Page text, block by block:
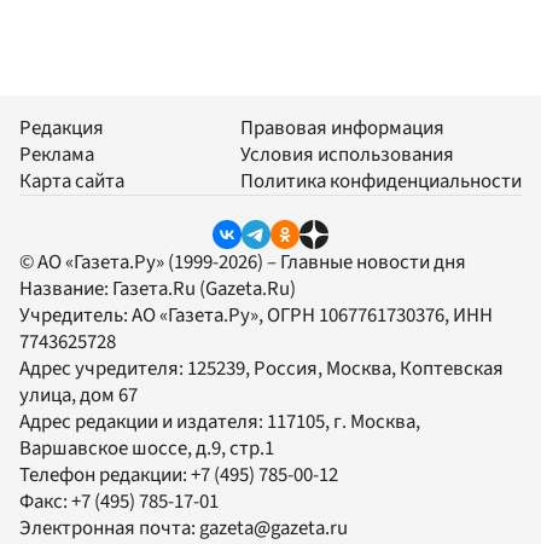
Редакция
Реклама
Карта сайта
Правовая информация
Условия использования
Политика конфиденциальности
© АО «Газета.Ру» (1999-2026) – Главные новости дня
Название: Газета.Ru (Gazeta.Ru)
Учредитель:АО «Газета.Ру», ОГРН 1067761730376, ИНН
7743625728
Адрес учредителя: 125239, Россия, Москва, Коптевская
улица, дом 67
Адрес редакции и издателя: 117105, г. Москва,
Варшавское шоссе, д.9, стр.1
Телефон редакции:+7 (495) 785-00-12
Факс:+7 (495) 785-17-01
Электронная почта: gazeta@gazeta.ru